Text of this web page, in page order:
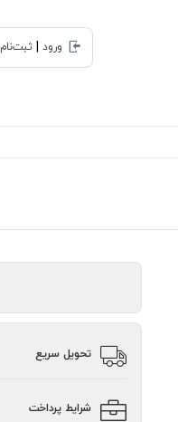
ورود
ثبت‌نام
تحویل سریع
شرایط پرداخت